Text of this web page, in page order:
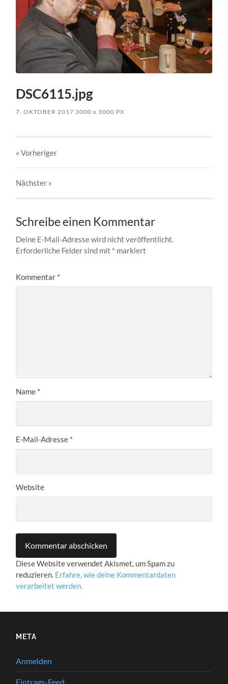
DSC6115.jpg
7. OKTOBER 2017 3000x 3000 PX
« Vorheriger
Nächster »
Schreibe einen Kommentar
Deine E-Mail-Adresse wird nicht veröffentlicht.
Erforderliche Felder sind mit * markiert
Kommentar *
Name *
E-Mail-Adresse *
Website
Diese Website verwendet Akismet, um Spam zu
reduzieren. Erfahre, wie deine Kommentardaten
verarbeitet werden.
META
Anmelden
Eintrags-Feed